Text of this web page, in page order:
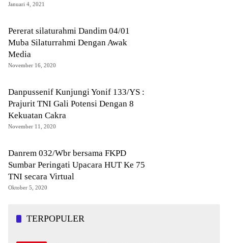
Januari 4, 2021
Pererat silaturahmi Dandim 04/01
Muba Silaturrahmi Dengan Awak
Media
November 16, 2020
Danpussenif Kunjungi Yonif 133/YS :
Prajurit TNI Gali Potensi Dengan 8
Kekuatan Cakra
November 11, 2020
Danrem 032/Wbr bersama FKPD
Sumbar Peringati Upacara HUT Ke 75
TNI secara Virtual
Oktober 5, 2020
TERPOPULER